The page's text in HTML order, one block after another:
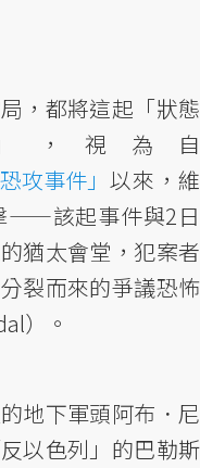
，都將這起「狀態
，視為自
攻事件」 以來，維
——該起事件與2日
猶太會堂，犯案者
裂而來的爭議恐怖
）。
地下軍頭阿布．尼
以色列」的巴勒斯